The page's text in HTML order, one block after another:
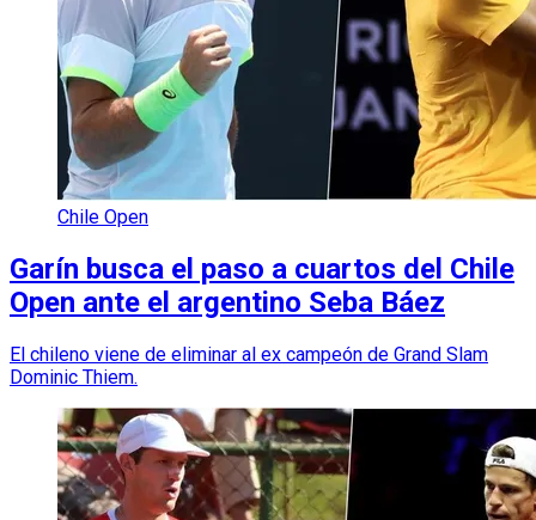
Chile Open
Garín busca el paso a cuartos del Chile
Open ante el argentino Seba Báez
El chileno viene de eliminar al ex campeón de Grand Slam
Dominic Thiem.